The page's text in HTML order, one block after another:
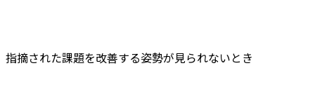
指摘された課題を改善する姿勢が見られないとき